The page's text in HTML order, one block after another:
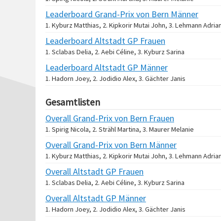
Leaderboard Grand-Prix von Bern Männer
1. Kyburz Matthias, 2. Kipkorir Mutai John, 3. Lehmann
Leaderboard Altstadt GP Frauen
1. Sclabas Delia, 2. Aebi Céline, 3. Kyburz Sarina
Leaderboard Altstadt GP Männer
1. Hadorn Joey, 2. Jodidio Alex, 3. Gächter Janis
Gesamtlisten
Overall Grand-Prix von Bern Frauen
1. Spirig Nicola, 2. Strähl Martina, 3. Maurer Melanie
Overall Grand-Prix von Bern Männer
1. Kyburz Matthias, 2. Kipkorir Mutai John, 3. Lehmann
Overall Altstadt GP Frauen
1. Sclabas Delia, 2. Aebi Céline, 3. Kyburz Sarina
Overall Altstadt GP Männer
1. Hadorn Joey, 2. Jodidio Alex, 3. Gächter Janis